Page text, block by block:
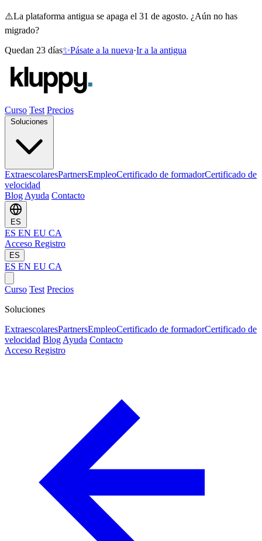
⚠️La plataforma antigua se apaga el 31 de agosto. ¿Aún no has
migrado?
Quedan 23 días✨Pásate a la nueva·Ir a la antigua
Curso Test Precios
ExtraescolaresPartnersEmpleoCertificado de formadorCertificado de
velocidad
Blog Ayuda Contacto
ES
ES EN EU CA
Acceso Registro
ES
ES EN EU CA
Curso Test Precios
Soluciones
ExtraescolaresPartnersEmpleoCertificado de formadorCertificado de
velocidad Blog Ayuda Contacto
Acceso Registro